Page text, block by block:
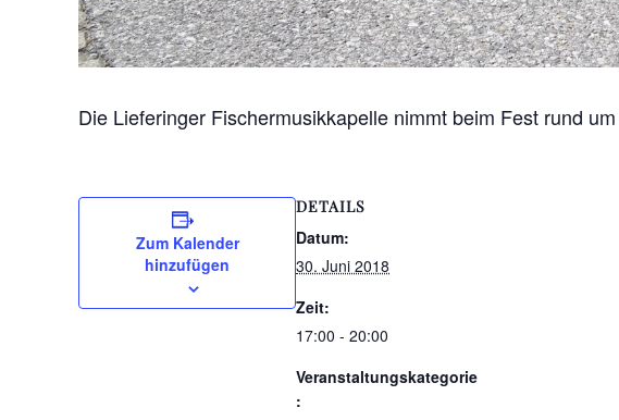
Die Lieferinger Fischermusikkapelle nimmt beim Fest rund
Zum Kalender
hinzufügen
DETAILS
Datum:
30. Juni 2018
Zeit:
17:00 - 20:00
Veranstaltungskategorie
: